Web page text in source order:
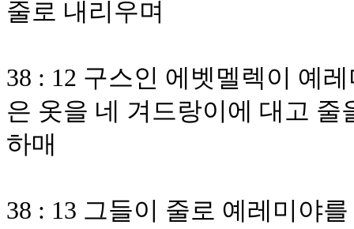
줄로 내리우며
38 : 12 구스인 에벳멜렉이 예
은 옷을 네 겨드랑이에 대고
하매
38 : 13 그들이 줄로 예레미야